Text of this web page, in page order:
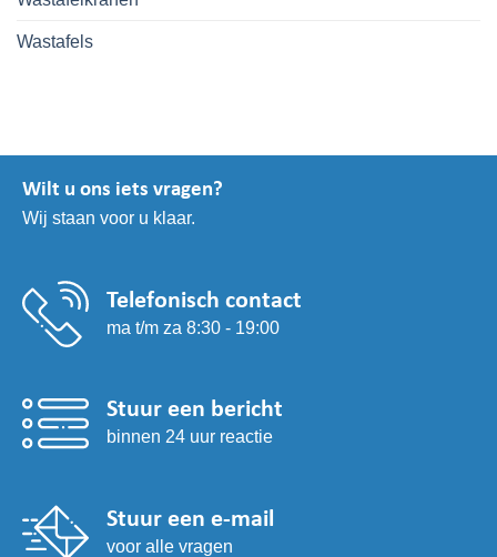
Wastafels
Wilt u ons iets vragen?
Wij staan voor u klaar.
Telefonisch contact
ma t/m za 8:30 - 19:00
Stuur een bericht
binnen 24 uur reactie
Stuur een e-mail
voor alle vragen